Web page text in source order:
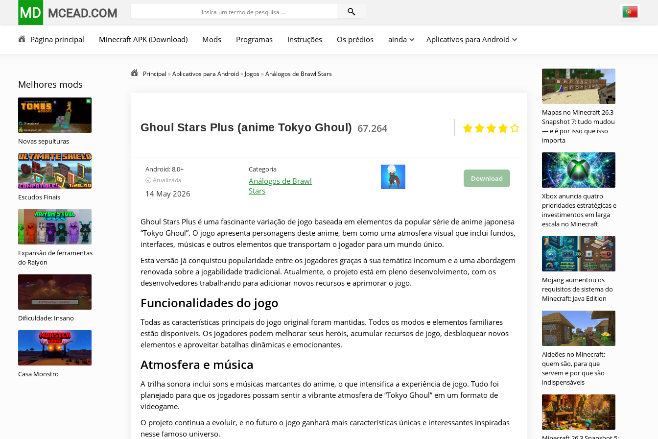
MD MCEAD.COM
Página principal Minecraft APK (Download) Mods Programas Instruções Os prédios ainda Aplicativos para Android
Melhores mods
Novas sepulturas
Escudos Finais
Expansão de ferramentas
do Raiyon
Dificuldade: Insano
Casa Monstro
Principal »Aplicativos para Android» Jogos»Análogos de Brawl Stars
Ghoul Stars Plus (anime Tokyo Ghoul) 67.264
Android:8,0+
🕣 Atualizada
14 May 2026
Categoria
Análogos de Brawl
Stars
Download
Ghoul Stars Plus é uma fascinante variação de jogo baseada em elementos da popular série de anime japonesa
“Tokyo Ghoul”. O jogo apresenta personagens deste anime, bem como uma atmosfera visual que inclui fundos,
interfaces, músicas e outros elementos que transportam o jogador para um mundo único.
Esta versão já conquistou popularidade entre os jogadores graças à sua temática incomum e a uma abordagem
renovada sobre a jogabilidade tradicional. Atualmente, o projeto está em pleno desenvolvimento, com os
desenvolvedores trabalhando para adicionar novos recursos e aprimorar o jogo.
Funcionalidades do jogo
Todas as características principais do jogo original foram mantidas. Todos os modos e elementos familiares
estão disponíveis. Os jogadores podem melhorar seus heróis, acumular recursos de jogo, desbloquear novos
elementos e aproveitar batalhas dinâmicas e emocionantes.
Atmosfera e música
A trilha sonora inclui sons e músicas marcantes do anime, o que intensifica a experiência de jogo. Tudo foi
planejado para que os jogadores possam sentir a vibrante atmosfera de “Tokyo Ghoul” em um formato de
videogame.
O projeto continua a evoluir, e no futuro o jogo ganhará mais características únicas e interessantes inspiradas
nesse famoso universo.
Mapas no Minecraft 26.3
Snapshot 7: tudo mudou
— e é por isso que isso
importa
Xbox anuncia quatro
prioridades estratégicas e
investimentos em larga
escala no Minecraft
Mojang aumentou os
requisitos de sistema do
Minecraft: Java Edition
Aldeões no Minecraft:
quem são, para que
servem e por que são
indispensáveis